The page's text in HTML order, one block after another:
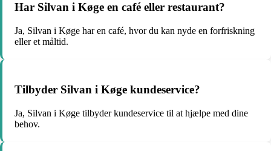
Har Silvan i Køge en café eller restaurant?
Ja, Silvan i Køge har en café, hvor du kan nyde en forfriskning
eller et måltid.
Tilbyder Silvan i Køge kundeservice?
Ja, Silvan i Køge tilbyder kundeservice til at hjælpe med dine
behov.